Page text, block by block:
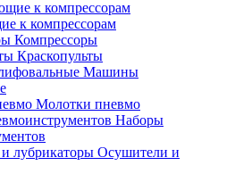
к компрессорам
Компрессоры
Краскопульты
Машины
Молотки пневмо
Наборы
Осушители и